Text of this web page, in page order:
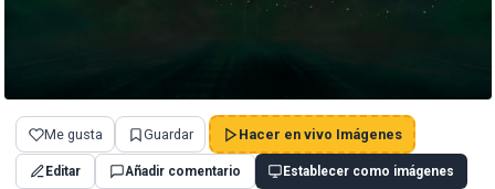
Me gusta Guardar Hacer en vivo Imágenes
Editar Añadir comentario Establecer como imágenes